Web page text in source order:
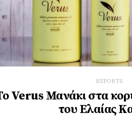
REPORTS
Verus Μανάκι στα
του Ελαίας